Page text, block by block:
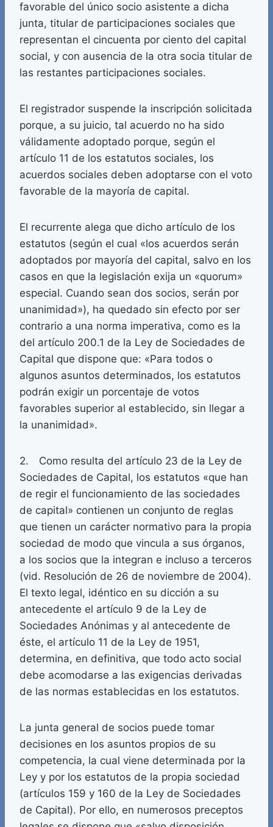
favorable del único socio asistente a dicha
junta, titular de participaciones sociales que
representan el cincuenta por ciento del capital
social, y con ausencia de la otra socia titular de
las restantes participaciones sociales.
El registrador suspende la inscripción solicitada
porque, a su juicio, tal acuerdo no ha sido
válidamente adoptado porque, según el
artículo 11 de los estatutos sociales, los
acuerdos sociales deben adoptarse con el voto
favorable de la mayoría de capital.
El recurrente alega que dicho artículo de los
estatutos (según el cual «los acuerdos serán
adoptados por mayoría del capital, salvo en los
casos en que la legislación exija un «quorum»
especial. Cuando sean dos socios, serán por
unanimidad»), ha quedado sin efecto por ser
contrario a una norma imperativa, como es la
del artículo 200.1 de la Ley de Sociedades de
Capital que dispone que: «Para todos o
algunos asuntos determinados, los estatutos
podrán exigir un porcentaje de votos
favorables superior al establecido, sin llegar a
la unanimidad».
2. Como resulta del artículo 23 de la Ley de
Sociedades de Capital, los estatutos «que han
de regir el funcionamiento de las sociedades
de capital» contienen un conjunto de reglas
que tienen un carácter normativo para la propia
sociedad de modo que vincula a sus órganos,
a los socios que la integran e incluso a terceros
(vid. Resolución de 26 de noviembre de 2004).
El texto legal, idéntico en su dicción a su
antecedente el artículo 9 de la Ley de
Sociedades Anónimas y al antecedente de
éste, el artículo 11 de la Ley de 1951,
determina, en definitiva, que todo acto social
debe acomodarse a las exigencias derivadas
de las normas establecidas en los estatutos.
La junta general de socios puede tomar
decisiones en los asuntos propios de su
competencia, la cual viene determinada por la
Ley y por los estatutos de la propia sociedad
(artículos 159 y 160 de la Ley de Sociedades
de Capital). Por ello, en numerosos preceptos